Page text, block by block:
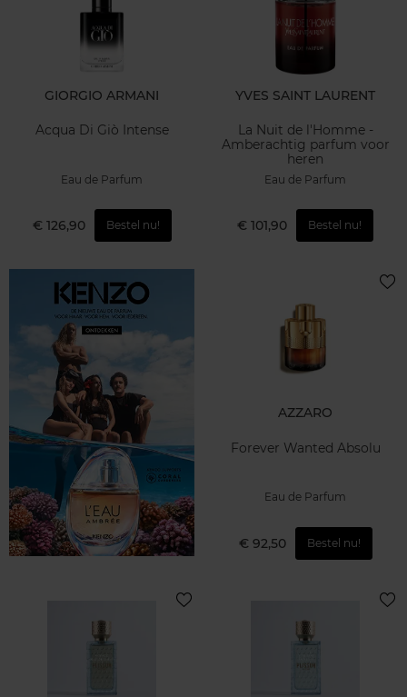
GIORGIO ARMANI
Acqua Di Giò Intense
Eau de Parfum
€ 126,90 Bestel nu!
YVES SAINT LAURENT
La Nuit de l'Homme -
Amberachtig parfum voor
heren
Eau de Parfum
€ 101,90 Bestel nu!
AZZARO
Forever Wanted Absolu
Eau de Parfum
€ 92,50 Bestel nu!